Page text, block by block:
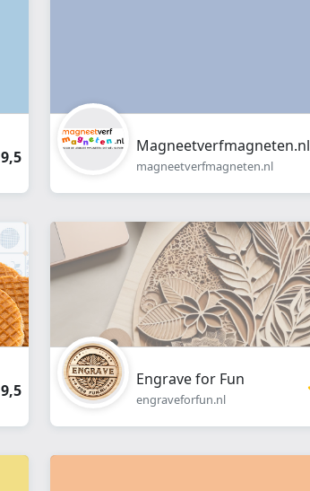
9,5
Magneetverfmagneten.nl
magneetverfmagneten.nl
9,5
Engrave for Fun
engraveforfun.nl